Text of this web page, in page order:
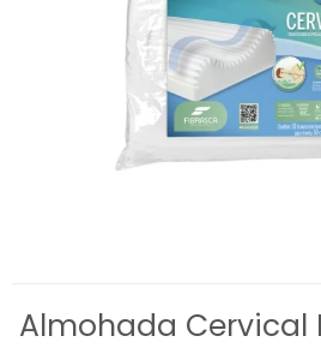
Almohada Cervical